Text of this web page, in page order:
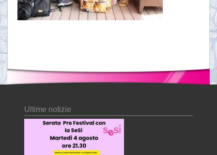
Ultime notizie